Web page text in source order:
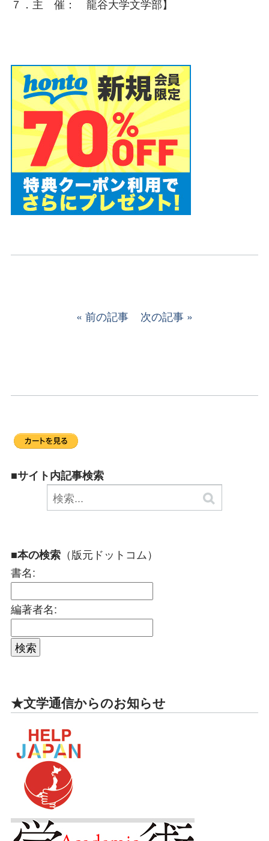
７．主 催： 龍谷大学文学部】
前の記事 次の記事
■サイト内記事検索
■本の検索 （版元ドットコム）
書名:
編著者名:
★文学通信からのお知らせ